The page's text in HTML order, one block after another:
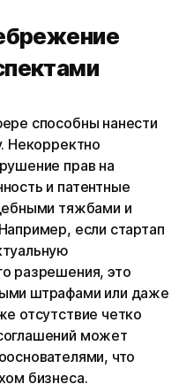
способны нанести
Некорректно
прав на
и патентные
тяжбами и
если стартап
разрешения, это
штрафами или даже
отсутствие четко
может
что
бизнеса.